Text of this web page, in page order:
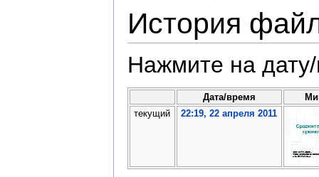
История
Нажмите на
Дата/время
текущий
22:19, 22 апреля 2011